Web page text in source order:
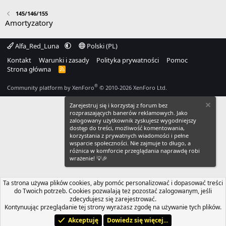
145/146/155
Amortyzatory
Alfa_Red_Luna
Polski (PL)
Kontakt
Warunki i zasady Polityka prywatności
Pomoc
Strona główna
R
S
Community platform by XenForo® © 2010-2026 XenForo Ltd.
Zarejestruj się i korzystaj z forum bez
rozpraszających banerów reklamowych. Jako
zalogowany użytkownik zyskujesz wygodniejszy
dostęp do treści, możliwość komentowania,
korzystania z prywatnych wiadomości i pełne
wsparcie społeczności. Nie zajmuje to długo, a
różnica w komforcie przeglądania naprawdę robi
wrażenie! 💡🎉
Ta strona używa plików cookies, aby pomóc personalizować i dopasować treści
do Twoich potrzeb. Cookies pozwalają też pozostać zalogowanym, jeśli
zdecydujesz się zarejestrować.
Kontynuując przeglądanie tej strony wyrażasz zgodę na używanie tych plików.
Akceptuję
Dowiedz się więcej...